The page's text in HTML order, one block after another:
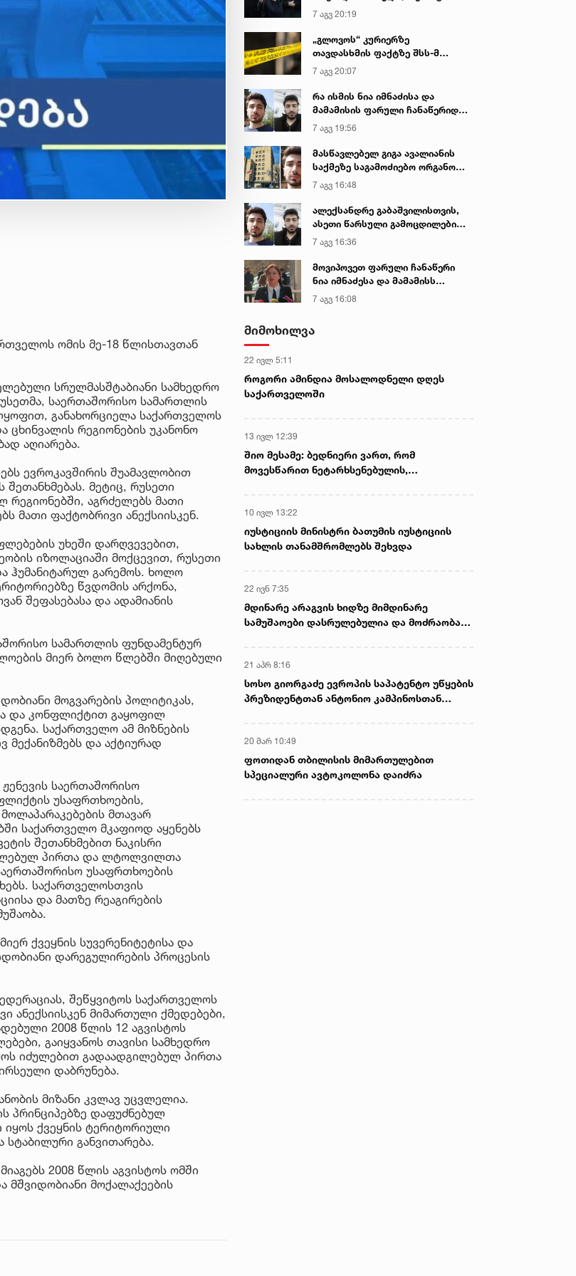
ომის მე-18 წლისთავთან
სრულმასშტაბიანი სამხედრო
საერთაშორისო სამართლის
განახორციელა საქართველოს
ცხინვალის რეგიონების უკანონო
აღიარება.
ევროკავშირის შუამავლობით
მეტიც, რუსეთი
აგრძელებს მათი
მათი ფაქტობრივი ანექსიისკენ.
უხეში დარღვევებით,
იზოლაციაში მოქცევით, რუსეთი
ჰუმანიტარულ გარემოს. ხოლო
წვდომის არქონა,
შეფასებასა და ადამიანის
სამართლის ფუნდამენტურ
მიერ ბოლო წლებში მიღებული
მოგვარების პოლიტიკას,
და კონფლიქტით გაყოფილ
საქართველო ამ მიზნების
და აქტიურად
საერთაშორისო
უსაფრთხოების,
მთავარ
საქართველო მკაფიოდ აყენებს
შეთანხმებით ნაკისრი
პირთა და ლტოლვილთა
უსაფრთხოების
საქართველოსთვის
და მათზე რეაგირების
ქვეყნის სუვერენიტეტისა და
დარეგულირების პროცესის
შეწყვიტოს საქართველოს
ანექსიისკენ მიმართული ქმედებები,
2008 წლის 12 აგვისტოს
გაიყვანოს თავისი სამხედრო
იძულებით გადაადგილებულ პირთა
დაბრუნება.
მიზანი კვლავ უცვლელია.
პრინციპებზე დაფუძნებულ
ქვეყნის ტერიტორიული
განვითარება.
2008 წლის აგვისტოს ომში
მშვიდობიანი მოქალაქეების
იყო ნია იმნაძე წამქეზებელი...“ -
გიგა ავალიანის დედა
7 აგვ 20:19
„გლოვოს“ კურიერზე
თავდასხმის ფაქტზე შსს-მ
გამოძიება დაიწყო
7 აგვ 20:07
რა ისმის ნია იმნაძისა და
მამამისის ფარული ჩანაწერიდან
- გიგა ავალიანის მკვლელობის
საქმე
7 აგვ 19:56
მასწავლებელ გიგა ავალიანის
საქმეზე საგამოძიებო ორგანო
დაკავებულ არასრულწლოვნებს -
ნია იმნაძესა და ანასტასია
ბერუაშვილს 30 დღის
განმავლობაში ფარულად
7 აგვ 16:48
ალექსანდრე გაბაშვილისთვის,
ასეთი წარსული გამოცდილების
ადამიანისთვის ინფორმაციის
მიწოდება, რომ მასწავლებელი
სექსუალურად ავიწროებდა,
ფაქტობრივად, წაქეზება იყო -
7 აგვ 16:36
მოვიპოვეთ ფარული ჩანაწერი
ნია იმნაძესა და მამამისს
შორის, განიხილავდნენ, როგორ
ჩაიდინა გაბაშვილმა დანაშაული
არასწორად მოიქცა, თუმცა
ეპოქაში სხვანაირად ხდება -
პროკურორი
7 აგვ 16:08
მიმოხილვა
22 ივლ 5:11
როგორი ამინდია მოსალოდნელი დღეს
საქართველოში
13 ივლ 12:39
შიო მესამე: ბედნიერი ვართ, რომ
მოვესწარით ნეტარხსენებულის,
10 ივლ 13:22
იუსტიციის მინისტრი ბათუმის იუსტიციის
სახლის თანამშრომლებს შეხვდა
22 ივნ 7:35
მდინარე არაგვის ხიდზე მიმდინარე
სამუშაოები დასრულებულია და მოძრაობა
21 აპრ 8:16
სოსო გიორგაძე ევროპის საპატენტო უწყების
პრეზიდენტთან ანტონიო კამპინოსთან
20 მარ 10:49
ფოთიდან თბილისის მიმართულებით
სპეციალური ავტოკოლონა დაიძრა